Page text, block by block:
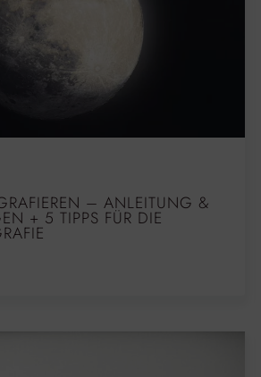
– ANLEITUNG &
+ 5 TIPPS FÜR DIE